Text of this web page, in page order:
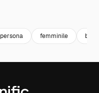
persona femminile